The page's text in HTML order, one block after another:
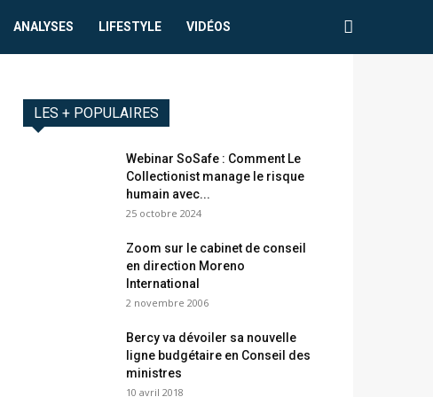
ANALYSES LIFESTYLE VIDÉOS
LES + POPULAIRES
Webinar SoSafe : Comment Le
Collectionist manage le risque
humain avec...
25 octobre 2024
Zoom sur le cabinet de conseil
en direction Moreno
International
2 novembre 2006
Bercy va dévoiler sa nouvelle
ligne budgétaire en Conseil des
ministres
10 avril 2018